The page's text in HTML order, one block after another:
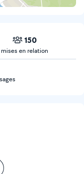
150
mises en relation